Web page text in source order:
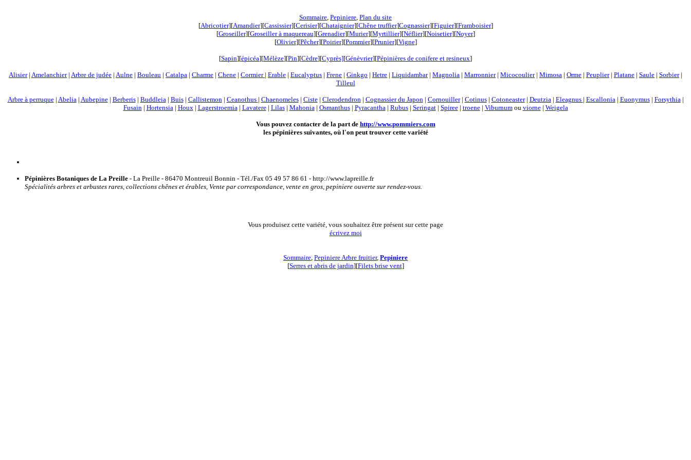
Sommaire, Pepiniere, Plan du site
[Abricotier][Amandier][Cassissier][Cerisier][Chataignier][Chêne truffier]Cognassier][Figuier][Framboisier]
[Groseiller][Groseiller à maquereau][Grenadier][Murier][Myrtillier][Néflier][Noisetier][Noyer]
[Olivier][Pêcher][Poirier][Pommier][Prunier][Vigne]
[Sapin][épicéa][Mélèze][Pin][Cèdre][Cyprès][Génèvrier][Pépinières de conifere et resineux]
Alisier| Amelanchier| Arbre de judée | Aulne | Bouleau | Catalpa | Charme | Chene | Cormier | Erable | Eucalyptus | Frene | Ginkgo | Hetre | Liquidambar| Magnolia | Marronnier| Micocoulier| Mimosa | Orme | Peuplier| Platane | Saule | Sorbier|
Tilleul
Arbre à perruque| Abelia| Aubepine| Berberis| Buddleia| Buis| Callistemon| Ceanothus | Chaenomeles| Ciste| Clerodendron| Cognassier du Japon| Cornouiller| Cotinus| Cotoneaster| Deutzia| Eleagnus | Escallonia| Euonymus| Forsythia|
Fusain| Hortensia| Houx| Lagerstroemia| Lavatere| Lilas| Mahonia| Osmanthus| Pyracantha| Rubus| Seringat| Spiree| troene| Viburnumou viorne| Weigela
Vous pouvez contacter de la part de http://www.pommiers.com
les pépinières suivantes, où l'on peut trouver cette variété
Pépinières Botaniques de La Preille - La Preille - 86470 Montreuil Bonnin - Tél./Fax 05 49 57 86 61 - http://www.lapreille.fr
Spécialités arbres et arbustes rares, collections chênes et érables, Vente par correspondance, vente en gros, pepiniere ouverte sur rendez-vous.
Vous produisez cette variété, vous souhaitez être présent sur cette page
écrivez moi
Sommaire, Pepiniere Arbre fruitier, Pepiniere
[Serres et abris de jardin][Filets brise vent]